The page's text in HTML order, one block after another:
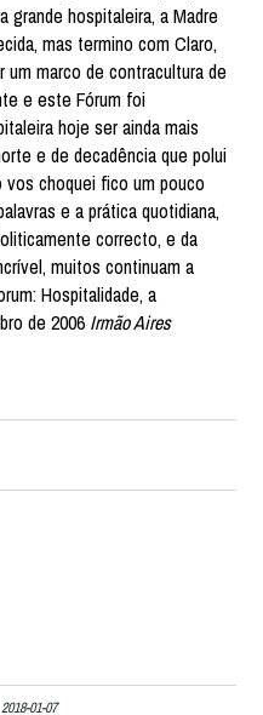
Irmão Aires
2018-01-07